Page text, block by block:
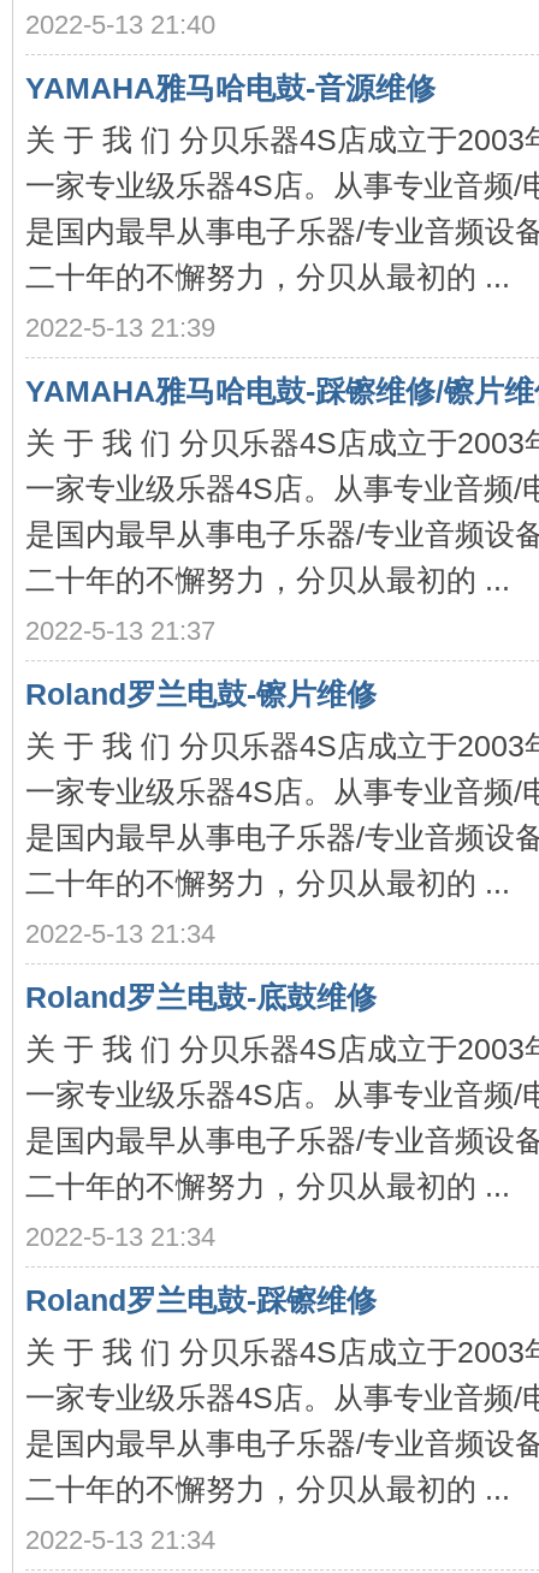
4S
店-
行-
2022-5-13 21:40
YAMAHA雅马哈电鼓-音源维修
关 于 我 们 分贝乐器4S店成立于2003
一家专业级乐器4S店。从事专业音频/
是国内最早从事电子乐器/专业音频设
二十年的不懈努力，分贝从最初的 ...
2022-5-13 21:39
YAMAHA雅马哈电鼓-踩镲维修/镲片
关 于 我 们 分贝乐器4S店成立于2003
一家专业级乐器4S店。从事专业音频/
是国内最早从事电子乐器/专业音频设
二十年的不懈努力，分贝从最初的 ...
2022-5-13 21:37
Roland罗兰电鼓-镲片维修
关 于 我 们 分贝乐器4S店成立于2003
一家专业级乐器4S店。从事专业音频/
是国内最早从事电子乐器/专业音频设
二十年的不懈努力，分贝从最初的 ...
2022-5-13 21:34
Roland罗兰电鼓-底鼓维修
关 于 我 们 分贝乐器4S店成立于2003
一家专业级乐器4S店。从事专业音频/
是国内最早从事电子乐器/专业音频设
二十年的不懈努力，分贝从最初的 ...
2022-5-13 21:34
Roland罗兰电鼓-踩镲维修
关 于 我 们 分贝乐器4S店成立于2003
一家专业级乐器4S店。从事专业音频/
是国内最早从事电子乐器/专业音频设
二十年的不懈努力，分贝从最初的 ...
2022-5-13 21:34